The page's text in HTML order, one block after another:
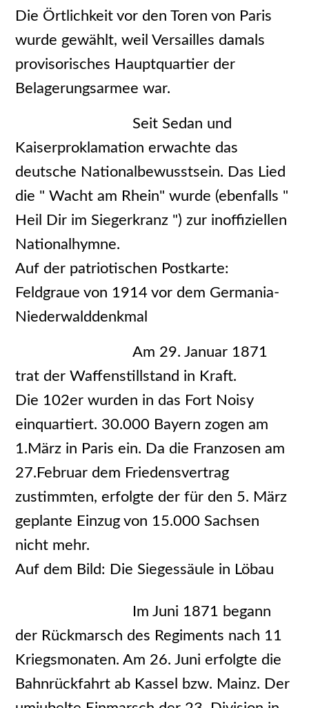
Die Örtlichkeit vor den Toren von Paris
wurde gewählt, weil Versailles damals
provisorisches Hauptquartier der
Belagerungsarmee war.
Seit Sedan und
Kaiserproklamation erwachte das
deutsche Nationalbewusstsein. Das Lied
die " Wacht am Rhein" wurde (ebenfalls "
Heil Dir im Siegerkranz ") zur inoffiziellen
Nationalhymne.
Auf der patriotischen Postkarte:
Feldgraue von 1914 vor dem Germania-
Niederwalddenkmal
Am 29. Januar 1871
trat der Waffenstillstand in Kraft.
Die 102er wurden in das Fort Noisy
einquartiert. 30.000 Bayern zogen am
1.März in Paris ein. Da die Franzosen am
27.Februar dem Friedensvertrag
zustimmten, erfolgte der für den 5. März
geplante Einzug von 15.000 Sachsen
nicht mehr.
Auf dem Bild: Die Siegessäule in Löbau
Im Juni 1871 begann
der Rückmarsch des Regiments nach 11
Kriegsmonaten. Am 26. Juni erfolgte die
Bahnrückfahrt ab Kassel bzw. Mainz. Der